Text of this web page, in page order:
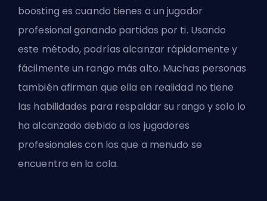
boosting es cuando tienes a un jugador
profesional ganando partidas por ti. Usando
este método, podrías alcanzar rápidamente y
fácilmente un rango más alto. Muchas personas
también afirman que ella en realidad no tiene
las habilidades para respaldar su rango y solo lo
ha alcanzado debido a los jugadores
profesionales con los que a menudo se
encuentra en la cola.